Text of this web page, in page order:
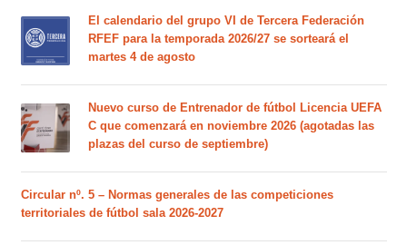
El calendario del grupo VI de Tercera Federación
RFEF para la temporada 2026/27 se sorteará el
martes 4 de agosto
Nuevo curso de Entrenador de fútbol Licencia UEFA
C que comenzará en noviembre 2026 (agotadas las
plazas del curso de septiembre)
Circular nº. 5 – Normas generales de las competiciones
territoriales de fútbol sala 2026-2027